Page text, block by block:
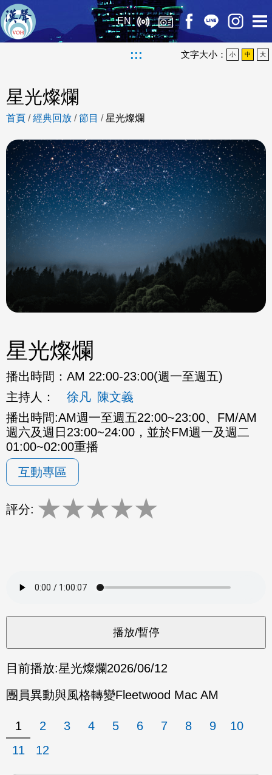
EN
::: 文字大小： 小 中 大
星光燦爛
首頁 /經典回放 /節目 /星光燦爛
星光燦爛
播出時間： AM 22:00-23:00(週一至週五)
主持人：
徐凡 陳文義
播出時間:AM週一至週五22:00~23:00、FM/AM
週六及週日23:00~24:00，並於FM週一及週二
01:00~02:00重播
互動專區
評分: ★★★★★
目前播放:星光燦爛2026/06/12
團員異動與風格轉變Fleetwood Mac AM
1 2 3 4 5 6 7 8 9
10
11
12